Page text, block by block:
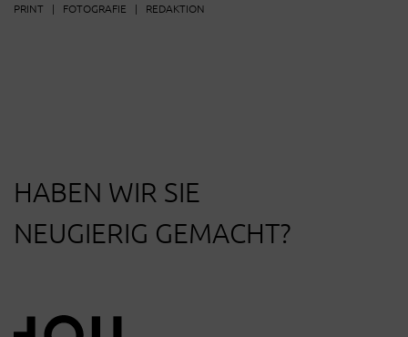
PRINT | FOTOGRAFIE | REDAKTION
HABEN WIR SIE
NEUGIERIG GEMACHT?